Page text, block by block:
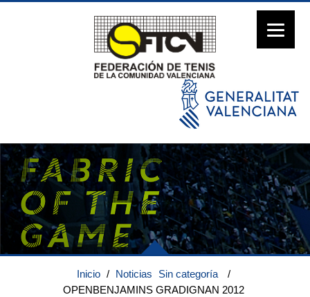
Inicio / Noticias Sin categoría
/
OPENBENJAMINS GRADIGNAN 2012